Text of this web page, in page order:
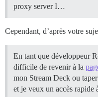
proxy server I…
Cependant, d’après votre
En tant que développeur
difficile de revenir à la
mon Stream Deck ou
et je veux un accès rapide